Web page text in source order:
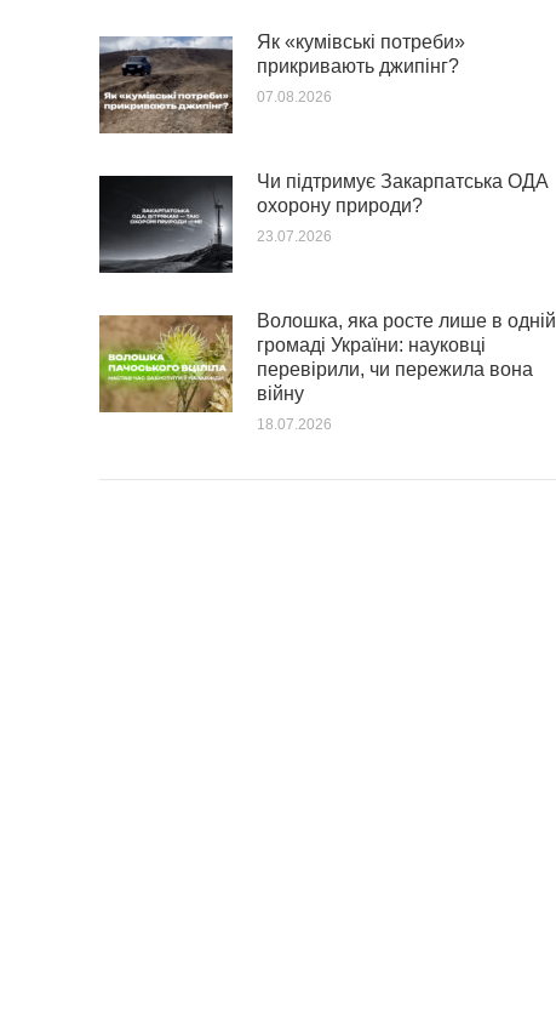
Як «кумівські потреби»
прикривають джипінг?
07.08.2026
Чи підтримує Закарпатська ОДА
охорону природи?
23.07.2026
Волошка, яка росте лише в одній
громаді України: науковці
перевірили, чи пережила вона
війну
18.07.2026